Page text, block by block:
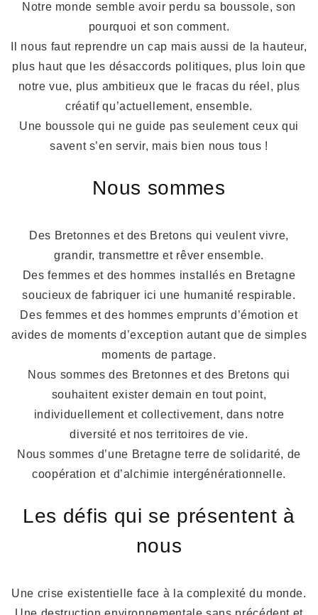
Notre monde semble avoir perdu sa boussole, son
pourquoi et son comment.
Il nous faut reprendre un cap mais aussi de la hauteur,
plus haut que les désaccords politiques, plus loin que
notre vue, plus ambitieux que le fracas du réel, plus
créatif qu’actuellement, ensemble.
Une boussole qui ne guide pas seulement ceux qui
savent s’en servir, mais bien nous tous !
Nous sommes
Des Bretonnes et des Bretons qui veulent vivre,
grandir, transmettre et rêver ensemble.
Des femmes et des hommes installés en Bretagne
soucieux de fabriquer ici une humanité respirable.
Des femmes et des hommes emprunts d’émotion et
avides de moments d’exception autant que de simples
moments de partage.
Nous sommes des Bretonnes et des Bretons qui
souhaitent exister demain en tout point,
individuellement et collectivement, dans notre
diversité et nos territoires de vie.
Nous sommes d’une Bretagne terre de solidarité, de
coopération et d’alchimie intergénérationnelle.
Les défis qui se présentent à
nous
Une crise existentielle face à la complexité du monde.